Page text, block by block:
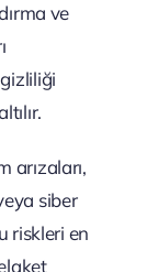
ve
arızaları,
siber
riskleri en